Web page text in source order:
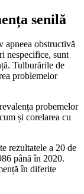
senilă
apneea obstructivă
nespecifice, sunt
Tulburările de
problemelor
probemelor
și corelarea cu
rezultatele a 20 de
până în 2020.
în diferite